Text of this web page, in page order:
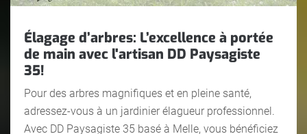
Élagage d’arbres: L’excellence à portée
de main avec l'artisan DD Paysagiste
35!
Pour des arbres magnifiques et en pleine santé,
adressez-vous à un jardinier élagueur professionnel.
Avec DD Paysagiste 35 basé à Melle, vous bénéficiez